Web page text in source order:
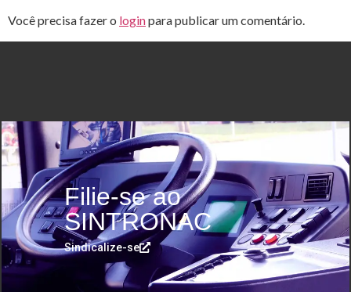
Você precisa fazer o loginpara publicar um comentário.
Filie-se ao
SINTRONAC
Sindicalize-se